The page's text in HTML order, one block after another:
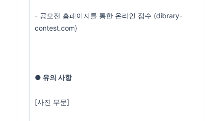
- 공모전 홈페이지를 통한 온라인 접수 (dibrary-
contest.com)
● 유의 사항
[사진 부문]